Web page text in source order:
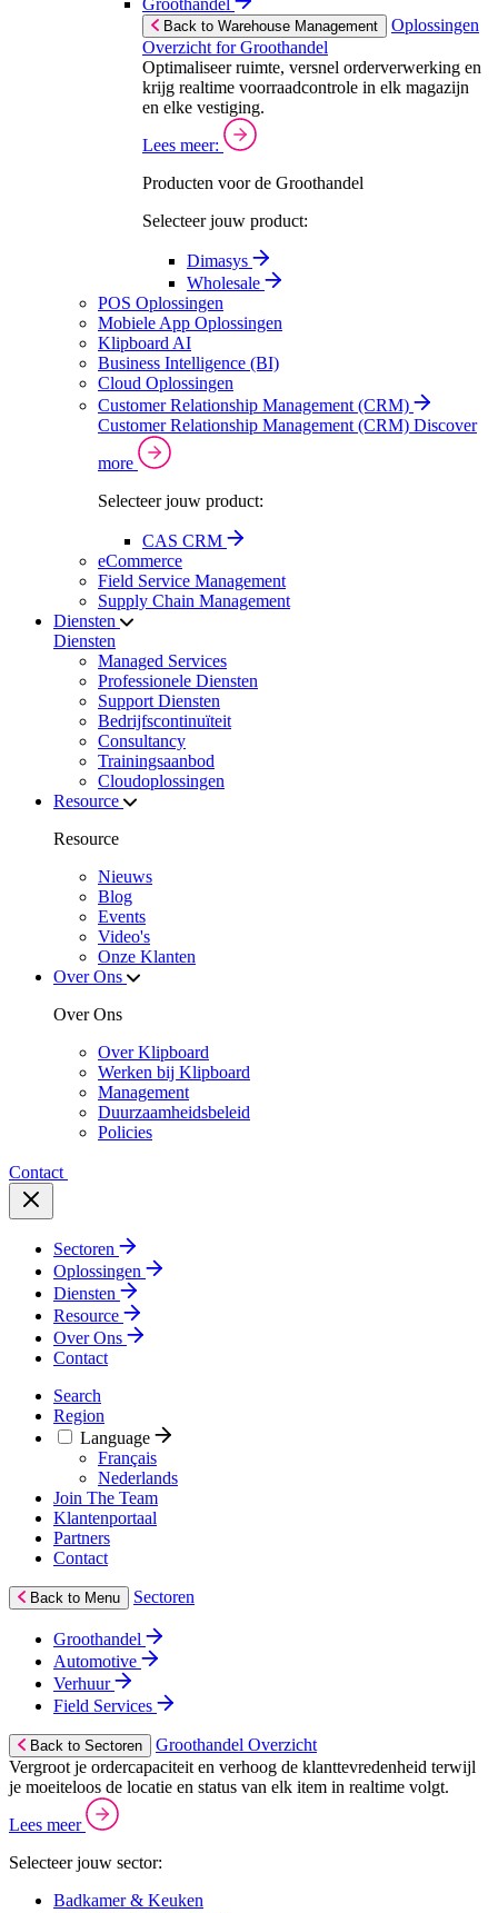
Groothandel
Back to Warehouse Management
Oplossingen
Overzicht for Groothandel
Optimaliseer ruimte, versnel orderverwerking en
krijg realtime voorraadcontrole in elk magazijn
en elke vestiging.
Lees meer:
Producten voor de Groothandel
Selecteer jouw product:
Dimasys
Wholesale
POS Oplossingen
Mobiele App Oplossingen
Klipboard AI
Business Intelligence (BI)
Cloud Oplossingen
Customer Relationship Management (CRM)
Customer Relationship Management (CRM) Discover
more
Selecteer jouw product:
CAS CRM
eCommerce
Field Service Management
Supply Chain Management
Diensten
Diensten
Managed Services
Professionele Diensten
Support Diensten
Bedrijfscontinuïteit
Consultancy
Trainingsaanbod
Cloudoplossingen
Resource
Resource
Nieuws
Blog
Events
Video's
Onze Klanten
Over Ons
Over Ons
Over Klipboard
Werken bij Klipboard
Management
Duurzaamheidsbeleid
Policies
Contact
Sectoren
Oplossingen
Diensten
Resource
Over Ons
Contact
Search
Region
Language
Français
Nederlands
Join The Team
Klantenportaal
Partners
Contact
Back to Menu Sectoren
Groothandel
Automotive
Verhuur
Field Services
Back to Sectoren
Groothandel Overzicht
Vergroot je ordercapaciteit en verhoog de klanttevredenheid terwijl
je moeiteloos de locatie en status van elk item in realtime volgt.
Lees meer
Selecteer jouw sector:
Badkamer & Keuken